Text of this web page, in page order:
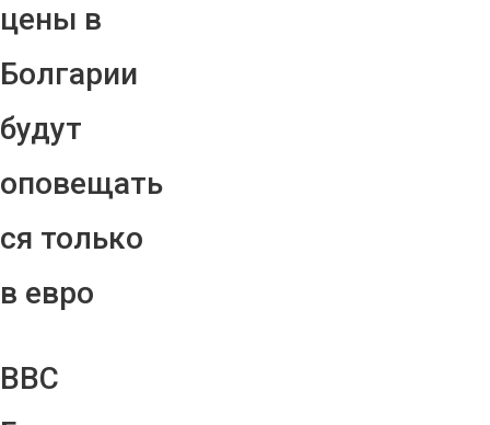
цены в
Болгарии
будут
оповещать
ся только
в евро
ВВС